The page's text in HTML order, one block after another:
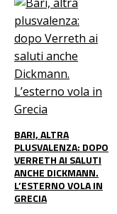
BARI, ALTRA
PLUSVALENZA: DOPO
VERRETH AI SALUTI
ANCHE DICKMANN.
L’ESTERNO VOLA IN
GRECIA